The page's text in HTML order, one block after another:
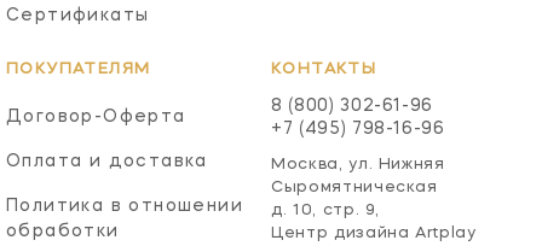
Сертификаты
ПОКУПАТЕЛЯМ
Договор-Оферта
Оплата и доставка
Политика в отношении
обработки
КОНТАКТЫ
8 (800) 302-61-96
+7 (495) 798-16-96
Москва, ул. Нижняя
Сыромятническая
д. 10, стр. 9,
Центр дизайна Artplay